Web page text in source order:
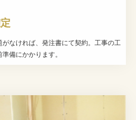
がなければ、発注書にて契約。工事の工
備にかかります。